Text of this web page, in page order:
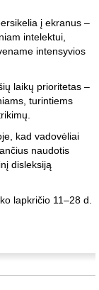
į ekranus –
intelektui,
intensyvios
laikų prioritetas –
turintiems
kad vadovėliai
naudotis
disleksiją
lapkričio 11–28 d.